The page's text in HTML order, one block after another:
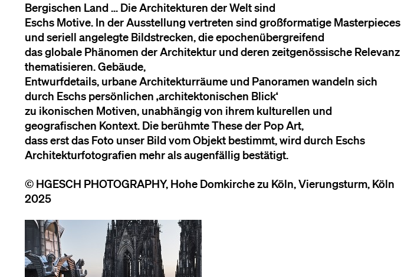
Bergischen Land … Die Architekturen der Welt sind
Eschs Motive. In der Ausstellung vertreten sind großformatige Masterpieces
und seriell angelegte Bildstrecken, die epochenübergreifend
das globale Phänomen der Architektur und deren zeitgenössische Relevanz
thematisieren. Gebäude,
Entwurfdetails, urbane Architekturräume und Panoramen wandeln sich
durch Eschs persönlichen ‚architektonischen Blick‘
zu ikonischen Motiven, unabhängig von ihrem kulturellen und
geografischen Kontext. Die berühmte These der Pop Art,
dass erst das Foto unser Bild vom Objekt bestimmt, wird durch Eschs
Architekturfotografien mehr als augenfällig bestätigt.
© HGESCH PHOTOGRAPHY, Hohe Domkirche zu Köln, Vierungsturm, Köln
2025